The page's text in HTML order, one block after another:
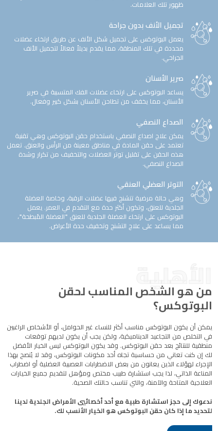
ظهور تلك العلامات.
تجميل الأنف بدون جراحة
يعمل البوتوكس على تجميل شكل الأنف عن طريق ارتخاء عضلات
محددة في تلك المنطقة، مما يقدم بديلاً فعالاً لتجميل الأنف
الجراحي.
صرير الأسنان
يساعد البوتوكس على ارتخاء عضلات الفك المتسببة في صرير
الأسنان، مما يخفف من تطاحن الأسنان بشكل كبير وفعال.
الصداع النصفي
يمكن علاج اصداع النصفي باستخدام حقن البوتوكس وهي تقنية
تعتمد على حقن المادة في مناطق معينة من الرأس والعنق. تعمل
هذه الحقن على تقليل توتر العضلات والتخفيف من تكرار وشدة
الصداع النصفي.
التوتر العضلي العنقي
وهي حالة مرضية تتشنج فيها عضلات الرقبة، وخاصة العضلة
الجلدية للعنق، وتكون أكثر حدة مع التقدم في العمر. يعمل
البوتوكس على ارتخاء العضلة الجلدية للعنق "العضلة المُبطحة"،
مما يساعد على علاج التشنج وتخفيف حدة الأعراض.
من هو الشخص المناسب لحقن
البوتوكس؟
يمكن أن يكون البوتوكس مناسب أكثر للنساء غير الحوامل، أو الأشخاص الراغبين
في التخلص من التجاعيد الديناميكية، ولكن يجب أن يكون لديهم توقعات
منطقية للنتائج بعد حقن البوتوكس. وقد يكون البوتوكس ليس الخيار الأفضل
لك إن كنت تعاني من حساسية تجاه أحد مكونات البوتوكس، وقد لا يُنصح بهذا
الإجراء لهؤلاء الذين يعانون من بعض الاضطرابات العصبية العضلية أو اضطراب
المناعة الذاتي، لذا يجب استشارة طبيب مختص ومؤهل لتقديم جميع الخيارات
العلاجية المتاحة والآمنة، والتي تناسب حالتك الصحية.
ندعوك إلى حجز استشارة طبية مع أحد أخصائيي الأمراض الجلدية لدينا
لتحديد ما إذا كان حقن البوتوكس هو الخيار الأنسب لك.